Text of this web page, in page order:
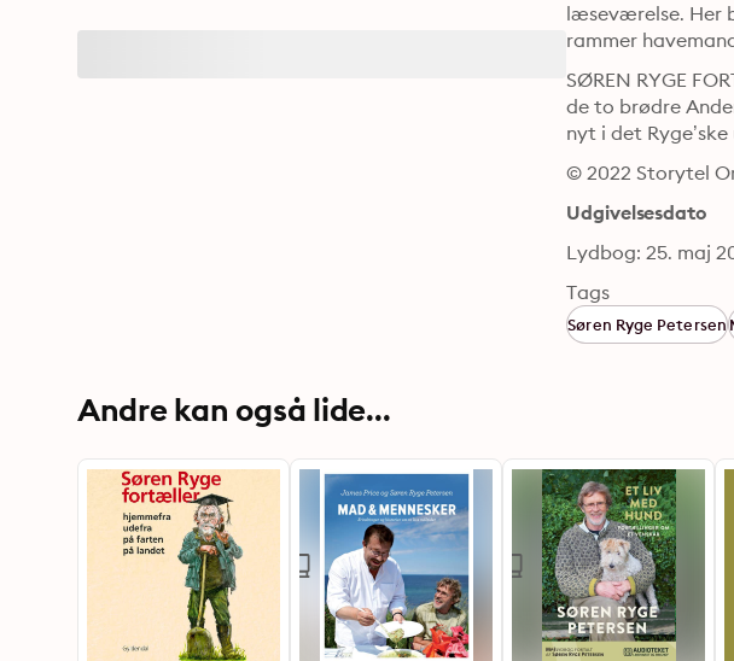
læseværelse. Her
rammer
SØREN RYGE
de to brødre
nyt i det
© 2022 Storytel
Udgivelsesdato
Lydbog: 25. maj
Tags
Søren Ryge Petersen
Andre kan også lide...